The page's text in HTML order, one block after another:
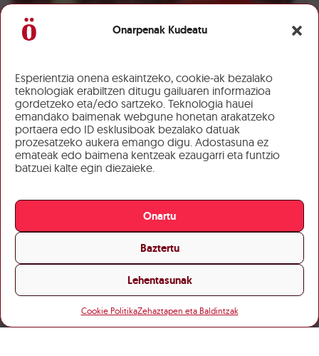
Onarpenak Kudeatu
Esperientzia onena eskaintzeko, cookie-ak bezalako
teknologiak erabiltzen ditugu gailuaren informazioa
gordetzeko eta/edo sartzeko. Teknologia hauei
emandako baimenak webgune honetan arakatzeko
portaera edo ID esklusiboak bezalako datuak
prozesatzeko aukera emango digu. Adostasuna ez
emateak edo baimena kentzeak ezaugarri eta funtzio
batzuei kalte egin diezaieke.
Onartu
Baztertu
Lehentasunak
Cookie PolitikaZehaztapen eta Baldintzak